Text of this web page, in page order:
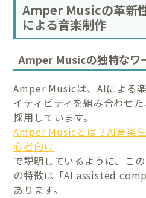
Amper Musicの革新
による音楽制作
Amper Musicの独特なワ
Amper Musicは、AIによる
イティビティを組み合わせ
採用しています。
Amper Musicとは？AI音楽
心者向け
で説明しているように、こ
の特徴は「AI assisted
あります。